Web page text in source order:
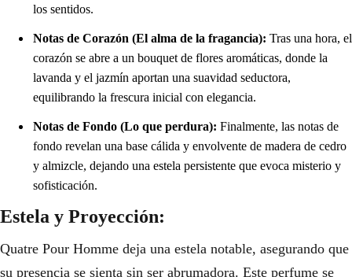
los sentidos.
Notas de Corazón (El alma de la fragancia): Tras una hora, el
corazón se abre a un bouquet de flores aromáticas, donde la
lavanda y el jazmín aportan una suavidad seductora,
equilibrando la frescura inicial con elegancia.
Notas de Fondo (Lo que perdura): Finalmente, las notas de
fondo revelan una base cálida y envolvente de madera de cedro
y almizcle, dejando una estela persistente que evoca misterio y
sofisticación.
Estela y Proyección:
Quatre Pour Homme deja una estela notable, asegurando que
su presencia se sienta sin ser abrumadora. Este perfume se